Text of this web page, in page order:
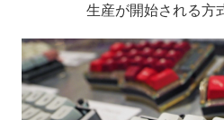
生産が開始される方